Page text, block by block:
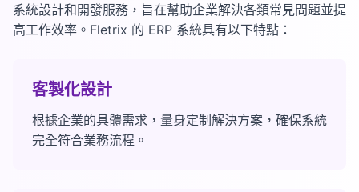
系統設計和開發服務，旨在幫助企業解決各類常見問題並提
高工作效率。Fletrix 的 ERP 系統具有以下特點：
客製化設計
根據企業的具體需求，量身定制解決方案，確保系統
完全符合業務流程。